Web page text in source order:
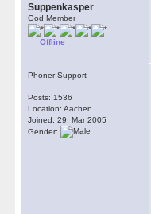
Suppenkasper
God Member
Offline
Phoner-Support
Posts: 1536
Location: Aachen
Joined: 29. Mar 2005
Gender: